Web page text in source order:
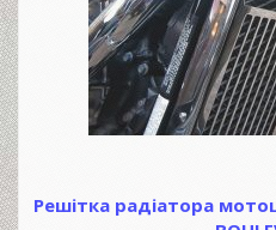
Решітка радіатора